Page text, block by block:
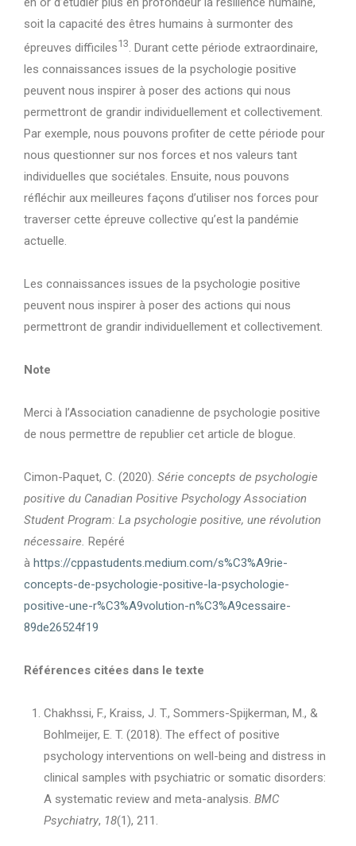
soit la capacité des êtres humains à surmonter des
épreuves difficiles13. Durant cette période extraordinaire,
les connaissances issues de la psychologie positive
peuvent nous inspirer à poser des actions qui nous
permettront de grandir individuellement et collectivement.
Par exemple, nous pouvons profiter de cette période pour
nous questionner sur nos forces et nos valeurs tant
individuelles que sociétales. Ensuite, nous pouvons
réfléchir aux meilleures façons d’utiliser nos forces pour
traverser cette épreuve collective qu’est la pandémie
actuelle.
Les connaissances issues de la psychologie positive
peuvent nous inspirer à poser des actions qui nous
permettront de grandir individuellement et collectivement.
Note
Merci à l’Association canadienne de psychologie positive
de nous permettre de republier cet article de blogue.
Cimon-Paquet, C. (2020). Série concepts de psychologie
positive du Canadian Positive Psychology Association
Student Program: La psychologie positive, une révolution
nécessaire. Repéré
à https://cppastudents.medium.com/s%C3%A9rie-
concepts-de-psychologie-positive-la-psychologie-
positive-une-r%C3%A9volution-n%C3%A9cessaire-
89de26524f19
Références citées dans le texte
Chakhssi, F., Kraiss, J. T., Sommers-Spijkerman, M., &
Bohlmeijer, E. T. (2018). The effect of positive
psychology interventions on well-being and distress in
clinical samples with psychiatric or somatic disorders:
A systematic review and meta-analysis. BMC
Psychiatry, 18(1), 211.